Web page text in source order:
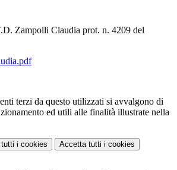
Zampolli Claudia prot. n. 4209 del
terzi da questo utilizzati si avvalgono di
ed utili alle finalità illustrate nella
tutti i cookies Accetta tutti i cookies